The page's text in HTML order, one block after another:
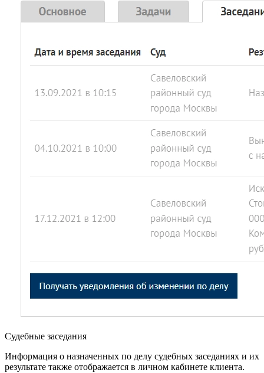
Судебные заседания
Информация о назначенных по делу судебных заседаниях и их
результате также отображается в личном кабинете клиента.